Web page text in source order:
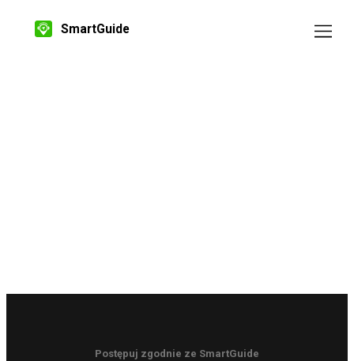
SmartGuide
Postępuj zgodnie ze SmartGuide